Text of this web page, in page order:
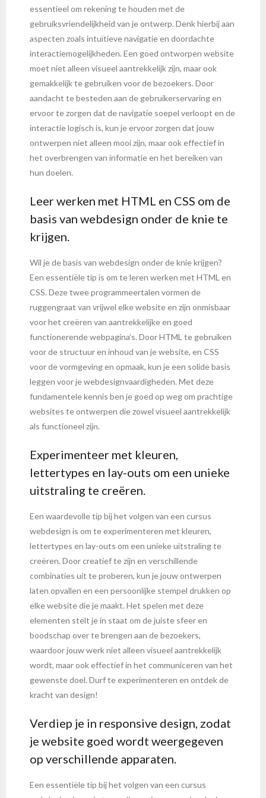
essentieel om rekening te houden met de
gebruiksvriendelijkheid van je ontwerp. Denk hierbij aan
aspecten zoals intuïtieve navigatie en doordachte
interactiemogelijkheden. Een goed ontworpen website
moet niet alleen visueel aantrekkelijk zijn, maar ook
gemakkelijk te gebruiken voor de bezoekers. Door
aandacht te besteden aan de gebruikerservaring en
ervoor te zorgen dat de navigatie soepel verloopt en de
interactie logisch is, kun je ervoor zorgen dat jouw
ontwerpen niet alleen mooi zijn, maar ook effectief in
het overbrengen van informatie en het bereiken van
hun doelen.
Leer werken met HTML en CSS om de
basis van webdesign onder de knie te
krijgen.
Wil je de basis van webdesign onder de knie krijgen?
Een essentiële tip is om te leren werken met HTML en
CSS. Deze twee programmeertalen vormen de
ruggengraat van vrijwel elke website en zijn onmisbaar
voor het creëren van aantrekkelijke en goed
functionerende webpagina’s. Door HTML te gebruiken
voor de structuur en inhoud van je website, en CSS
voor de vormgeving en opmaak, kun je een solide basis
leggen voor je webdesignvaardigheden. Met deze
fundamentele kennis ben je goed op weg om prachtige
websites te ontwerpen die zowel visueel aantrekkelijk
als functioneel zijn.
Experimenteer met kleuren,
lettertypes en lay-outs om een unieke
uitstraling te creëren.
Een waardevolle tip bij het volgen van een cursus
webdesign is om te experimenteren met kleuren,
lettertypes en lay-outs om een unieke uitstraling te
creëren. Door creatief te zijn en verschillende
combinaties uit te proberen, kun je jouw ontwerpen
laten opvallen en een persoonlijke stempel drukken op
elke website die je maakt. Het spelen met deze
elementen stelt je in staat om de juiste sfeer en
boodschap over te brengen aan de bezoekers,
waardoor jouw werk niet alleen visueel aantrekkelijk
wordt, maar ook effectief in het communiceren van het
gewenste doel. Durf te experimenteren en ontdek de
kracht van design!
Verdiep je in responsive design, zodat
je website goed wordt weergegeven
op verschillende apparaten.
Een essentiële tip bij het volgen van een cursus